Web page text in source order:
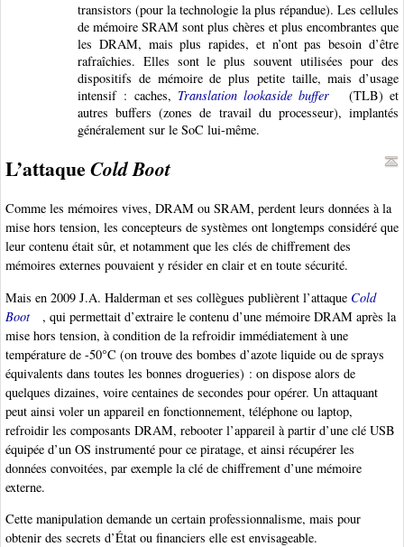
transistors (pour la technologie la plus répandue). Les cellules
de mémoire SRAM sont plus chères et plus encombrantes que
les DRAM, mais plus rapides, et n’ont pas besoin d’être
rafraîchies. Elles sont le plus souvent utilisées pour des
dispositifs de mémoire de plus petite taille, mais d’usage
intensif : caches, Translation lookaside buffer
(TLB) et
autres buffers (zones de travail du processeur), implantés
généralement sur le SoC lui-même.
L’attaque Cold Boot
Comme les mémoires vives, DRAM ou SRAM, perdent leurs données à la
mise hors tension, les concepteurs de systèmes ont longtemps considéré que
leur contenu était sûr, et notamment que les clés de chiffrement des
mémoires externes pouvaient y résider en clair et en toute sécurité.
Mais en 2009 J.A. Halderman et ses collègues publièrent l’attaque Cold
Boot
, qui permettait d’extraire le contenu d’une mémoire DRAM après la
mise hors tension, à condition de la refroidir immédiatement à une
température de -50°C (on trouve des bombes d’azote liquide ou de sprays
équivalents dans toutes les bonnes drogueries) : on dispose alors de
quelques dizaines, voire centaines de secondes pour opérer. Un attaquant
peut ainsi voler un appareil en fonctionnement, téléphone ou laptop,
refroidir les composants DRAM, rebooter l’appareil à partir d’une clé USB
équipée d’un OS instrumenté pour ce piratage, et ainsi récupérer les
données convoitées, par exemple la clé de chiffrement d’une mémoire
externe.
Cette manipulation demande un certain professionnalisme, mais pour
obtenir des secrets d’État ou financiers elle est envisageable.